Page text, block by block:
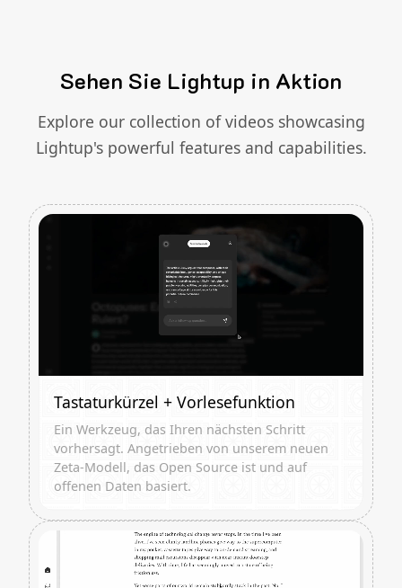
Sehen Sie Lightup in Aktion
Explore our collection of videos showcasing
Lightup's powerful features and capabilities.
Tastaturkürzel + Vorlesefunktion
Ein Werkzeug, das Ihren nächsten Schritt
vorhersagt. Angetrieben von unserem neuen
Zeta-Modell, das Open Source ist und auf
offenen Daten basiert.